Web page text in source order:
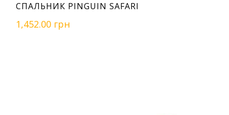
СПАЛЬНИК PINGUIN SAFARI
1,452.00 грн